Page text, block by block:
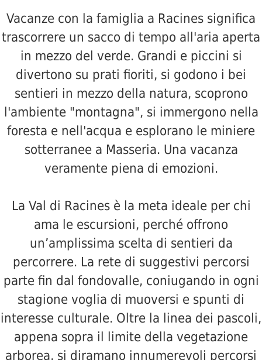
Vacanze con la famiglia a Racines significa
trascorrere un sacco di tempo all'aria aperta
in mezzo del verde. Grandi e piccini si
divertono su prati fioriti, si godono i bei
sentieri in mezzo della natura, scoprono
l'ambiente "montagna", si immergono nella
foresta e nell'acqua e esplorano le miniere
sotterranee a Masseria. Una vacanza
veramente piena di emozioni.
La Val di Racines è la meta ideale per chi
ama le escursioni, perché offrono
un’amplissima scelta di sentieri da
percorrere. La rete di suggestivi percorsi
parte fin dal fondovalle, coniugando in ogni
stagione voglia di muoversi e spunti di
interesse culturale. Oltre la linea dei pascoli,
appena sopra il limite della vegetazione
arborea, si diramano innumerevoli percorsi